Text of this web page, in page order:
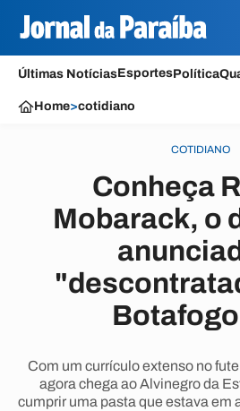
Últimas NotíciasEsportesPolítica
Home>cotidiano
COTIDIANO
Conheça
Mobarack, o
Com um currículo extenso no
agora chega ao Alvinegro da
cumprir uma pasta que estava em